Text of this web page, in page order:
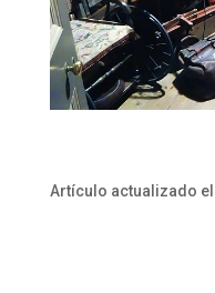
Artículo actualizado